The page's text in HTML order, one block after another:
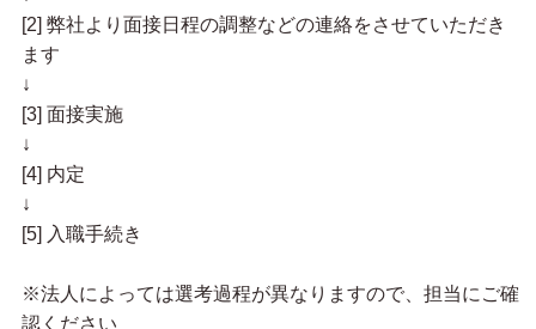
[2] 弊社より面接日程の調整などの連絡をさせていただき
ます
↓
[3] 面接実施
↓
[4] 内定
↓
[5] 入職手続き
※法人によっては選考過程が異なりますので、担当にご確
認ください